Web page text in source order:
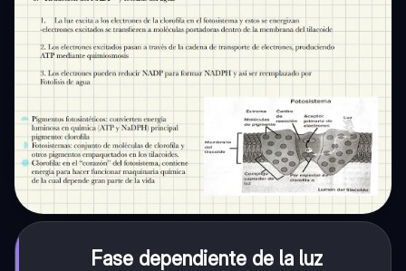
Fase dependiente de la luz